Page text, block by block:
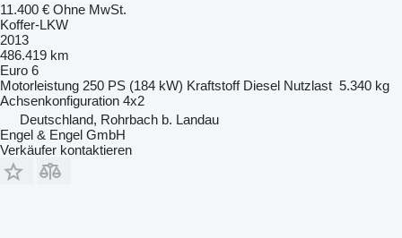
11.400 € Ohne MwSt.
Koffer-LKW
2013
486.419 km
Euro 6
Motorleistung 250 PS (184 kW) Kraftstoff Diesel Nutzlast 5.340 kg
Achsenkonfiguration 4x2
Deutschland, Rohrbach b. Landau
Engel & Engel GmbH
Verkäufer kontaktieren